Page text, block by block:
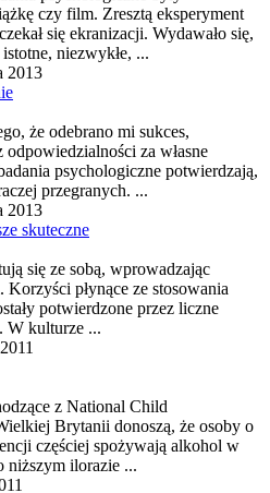
czy film. Zresztą eksperyment
się ekranizacji. Wydawało się,
niezwykłe, ...
2013
że odebrano mi sukces,
za własne
psychologiczne potwierdzają,
przegranych. ...
2013
skuteczne
się ze sobą, wprowadzając
płynące ze stosowania
potwierdzone przez liczne
. W kulturze ...
z National Child
Brytanii donoszą, że osoby o
częściej spożywają alkohol w
niższym ilorazie ...